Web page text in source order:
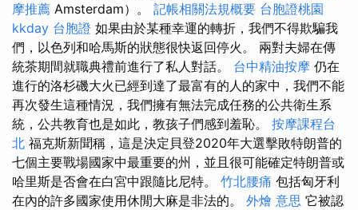
摩推薦 Amsterdam）。 記帳相關法規概要 台胞證桃園
kkday 台胞證 如果由於某種幸運的轉折，我們不得欺騙我
們，以色列和哈馬斯的狀態很快返回停火。 兩對夫婦在傳
統茶期間就職典禮前進行了私人對話。 台中精油按摩 仍在
進行的洛杉磯大火已經到達了最富有的人的家中，我們不能
再次發生這種情況，我們擁有無法完成任務的公共衛生系
統，公共教育也是如此，教孩子們感到羞恥。 按摩課程台
北 福克斯新聞稱，這是決定貝登2020年大選擊敗特朗普的
七個主要戰場國家中最重要的州，並且很可能確定特朗普或
哈里斯是否會在白宮中跟隨比尼特。 竹北腰痛 包括匈牙利
在內的許多國家使用休閒大麻是非法的。 外燴 意思 它被認